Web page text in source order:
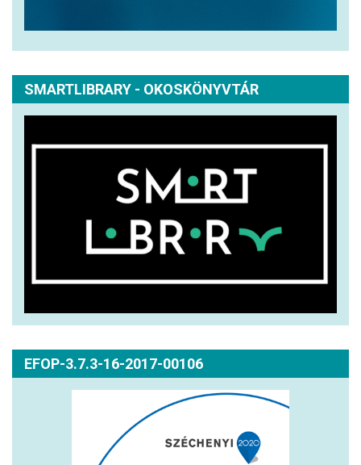
SMARTLIBRARY - OKOSKÖNYVTÁR
EFOP-3.7.3-16-2017-00106